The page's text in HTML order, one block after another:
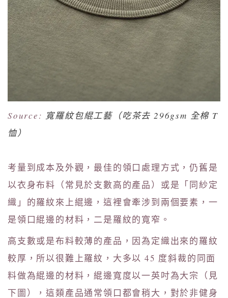
Source: 寬羅紋包緄工藝（吃茶去 296gsm 全棉 T
恤）
考量到成本及外觀，最佳的領口處理方式，仍舊是
以衣身布料（常見於支數高的產品）或是「同紗定
織」的羅紋來上緄邊，這裡會牽涉到兩個要素，一
是領口緄邊的材料，二是羅紋的寬窄。
高支數或是布料較薄的產品，因為定織出來的羅紋
較厚，所以很難上羅紋，大多以 45 度斜裁的同面
料做為緄邊的材料，緄邊寬度以一英吋為大宗（見
下圖），這類產品通常領口都會稍大，對於非健身